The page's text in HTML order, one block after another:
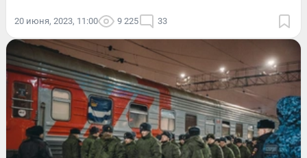
20 июня, 2023, 11:00 9 225 33